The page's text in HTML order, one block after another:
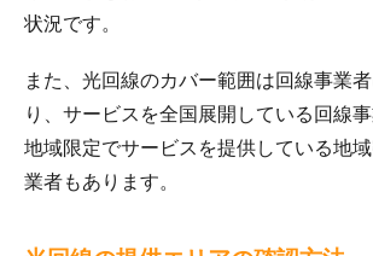
状況です。
また、光回線のカバー範囲は回線事業
り、サービスを全国展開している回線事
地域限定でサービスを提供している地
業者もあります。